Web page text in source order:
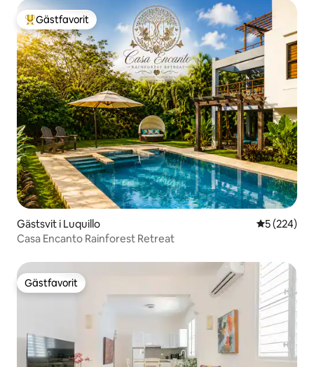
Populär gästfavorit
Gästfavorit
Gästsvit i Luquillo 5 av 5 i
5 (224)
Casa Encanto Rainforest Retreat
Gästfavorit
Gästfavorit